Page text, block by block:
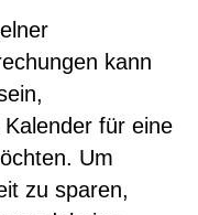
kann
für eine
Um
zu sparen,